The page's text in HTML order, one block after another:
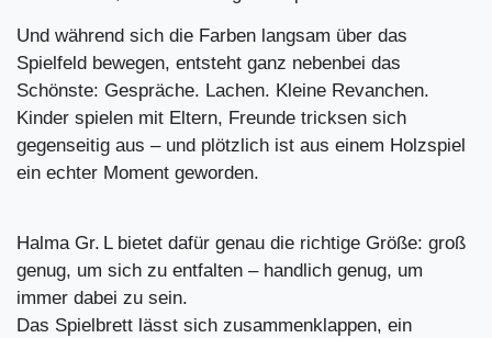
Und während sich die Farben langsam über das
Spielfeld bewegen, entsteht ganz nebenbei das
Schönste: Gespräche. Lachen. Kleine Revanchen.
Kinder spielen mit Eltern, Freunde tricksen sich
gegenseitig aus – und plötzlich ist aus einem Holzspiel
ein echter Moment geworden.
Halma Gr. L bietet dafür genau die richtige Größe: groß
genug, um sich zu entfalten – handlich genug, um
immer dabei zu sein.
Das Spielbrett lässt sich zusammenklappen, ein